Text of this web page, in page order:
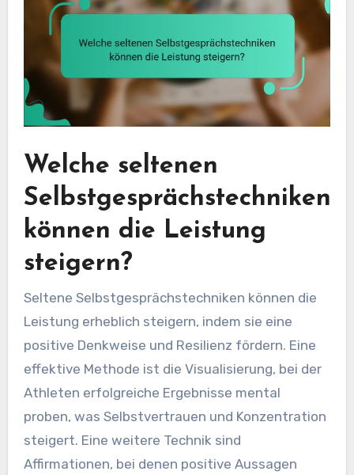
Welche seltenen
Selbstgesprächstechniken
können die Leistung
steigern?
Seltene Selbstgesprächstechniken können die
Leistung erheblich steigern, indem sie eine
positive Denkweise und Resilienz fördern. Eine
effektive Methode ist die Visualisierung, bei der
Athleten erfolgreiche Ergebnisse mental
proben, was Selbstvertrauen und Konzentration
steigert. Eine weitere Technik sind
Affirmationen, bei denen positive Aussagen